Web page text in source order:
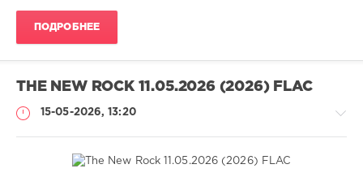
ПОДРОБНЕЕ
THE NEW ROCK 11.05.2026 (2026) FLAC
15-05-2026, 13:20